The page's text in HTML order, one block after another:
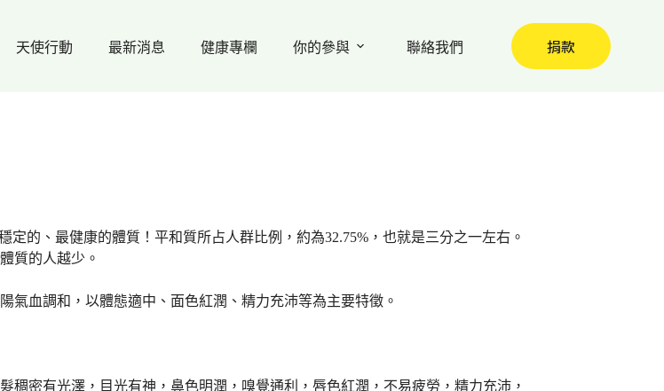
天使行動 最新消息 健康專欄 你的參與 聯絡我們 捐款
定的、最健康的體質！平和質所占人群比例，約為32.75%，也就是三分之一左右。
質的人越少。
氣血調和，以體態適中、面色紅潤、精力充沛等為主要特徵。
稠密有光澤，目光有神，鼻色明潤，嗅覺通利，唇色紅潤，不易疲勞，精力充沛，